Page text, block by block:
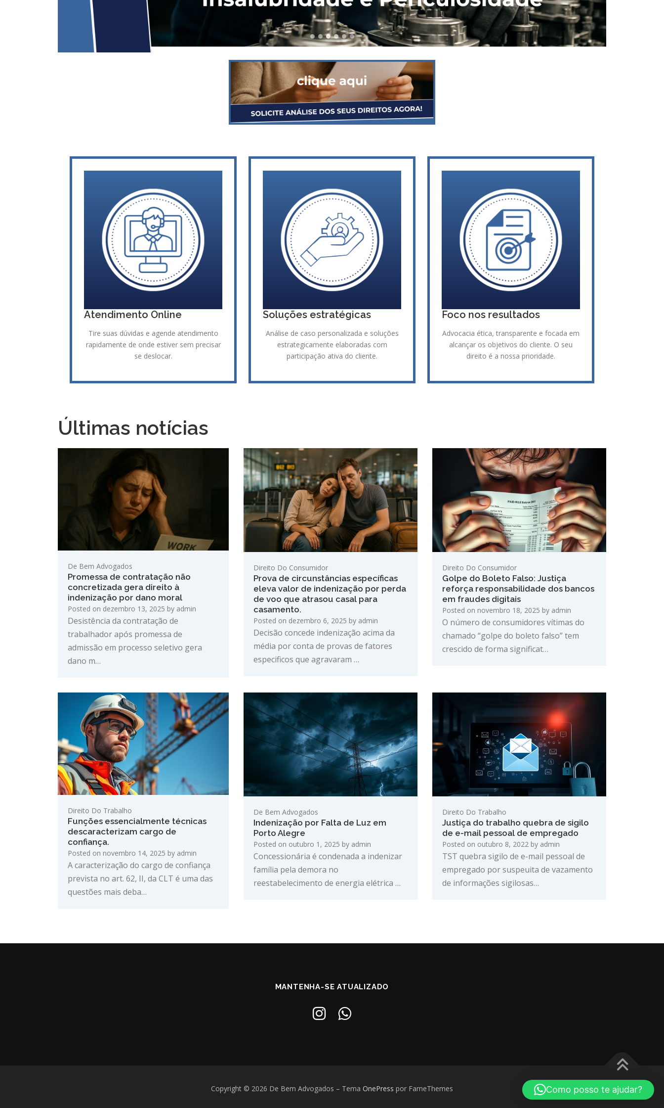
Atendimento Online
Tire suas dúvidas e agende atendimento
rapidamente de onde estiver sem precisar
se deslocar.
Soluções estratégicas
Análise de caso personalizada e soluções
estrategicamente elaboradas com
participação ativa do cliente.
Foco nos resultados
Advocacia ética, transparente e focada em
alcançar os objetivos do cliente. O seu
direito é a nossa prioridade.
Últimas notícias
De Bem Advogados
Promessa de contratação não
concretizada gera direito à
indenização por dano moral
Posted on dezembro 13, 2025 by admin
Desistência da contratação de
trabalhador após promessa de
admissão em processo seletivo gera
dano m…
Direito Do Consumidor
Prova de circunstâncias específicas
eleva valor de indenização por perda
de voo que atrasou casal para
casamento.
Posted on dezembro 6, 2025 by admin
Decisão concede indenização acima da
média por conta de provas de fatores
especificos que agravaram …
Direito Do Consumidor
Golpe do Boleto Falso: Justiça
reforça responsabilidade dos bancos
em fraudes digitais
Posted on novembro 18, 2025 by admin
O número de consumidores vítimas do
chamado “golpe do boleto falso” tem
crescido de forma significat…
Direito Do Trabalho
Funções essencialmente técnicas
descaracterizam cargo de
confiança.
Posted on novembro 14, 2025 by admin
A caracterização do cargo de confiança
prevista no art. 62, II, da CLT é uma das
questões mais deba…
De Bem Advogados
Indenização por Falta de Luz em
Porto Alegre
Posted on outubro 1, 2025 by admin
Concessionária é condenada a indenizar
família pela demora no
reestabelecimento de energia elétrica …
Direito Do Trabalho
Justiça do trabalho quebra de sigilo
de e-mail pessoal de empregado
Posted on outubro 8, 2022 by admin
TST quebra sigilo de e-mail pessoal de
empregado por suspeuita de vazamento
de informações sigilosas…
MANTENHA-SE ATUALIZADO
Copyright © 2026 De Bem Advogados – Tema OnePress por FameThemes Como posso te ajudar?